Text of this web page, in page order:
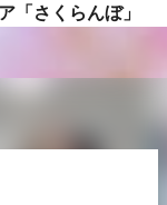
に移動
「さくらんぼ」